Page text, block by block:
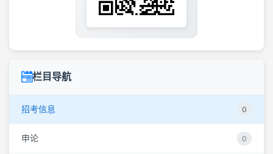
栏目导航
招考信息 0
申论 0